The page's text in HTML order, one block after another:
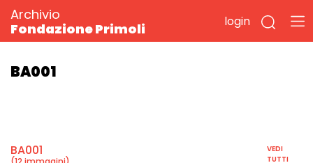
Archivio
Fondazione Primoli
login
BA001
BA001
VEDI
TUTTI